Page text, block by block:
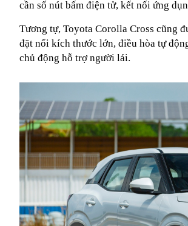
cần số nút bấm điện tử, kết nối ứng
Tương tự, Toyota Corolla Cross cũng
đặt nổi kích thước lớn, điều hòa tự
chủ động hỗ trợ người lái.